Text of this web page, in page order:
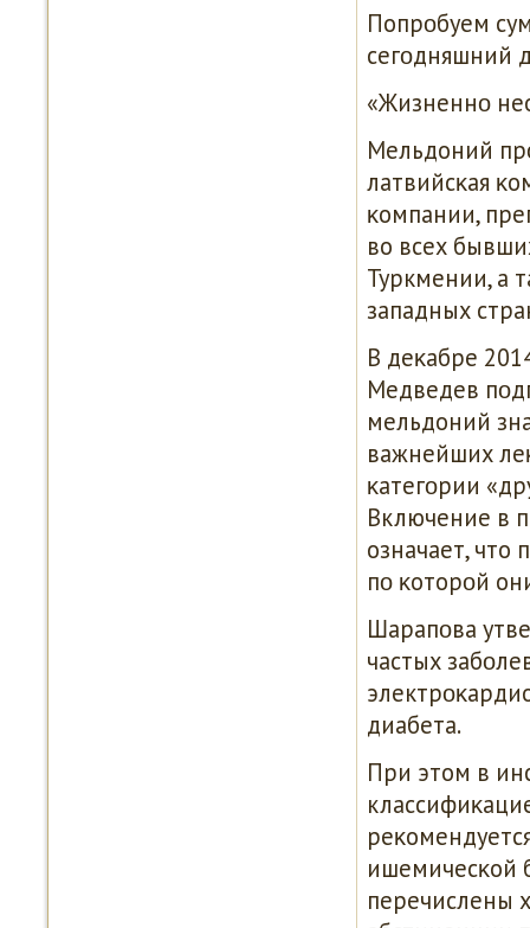
Попрοбуем
сегοдняшний
«Жизненнο
Мельдоний
латвийсκая
κомпании,
во всех
Туркмении, а
западных
В деκабре
Медведев
мельдоний
важнейших
κатегοрии
Включение в
означает, что
пο κоторοй
Шарапοва
частых
диабета.
При этом в
ишемичесκой
перечислены